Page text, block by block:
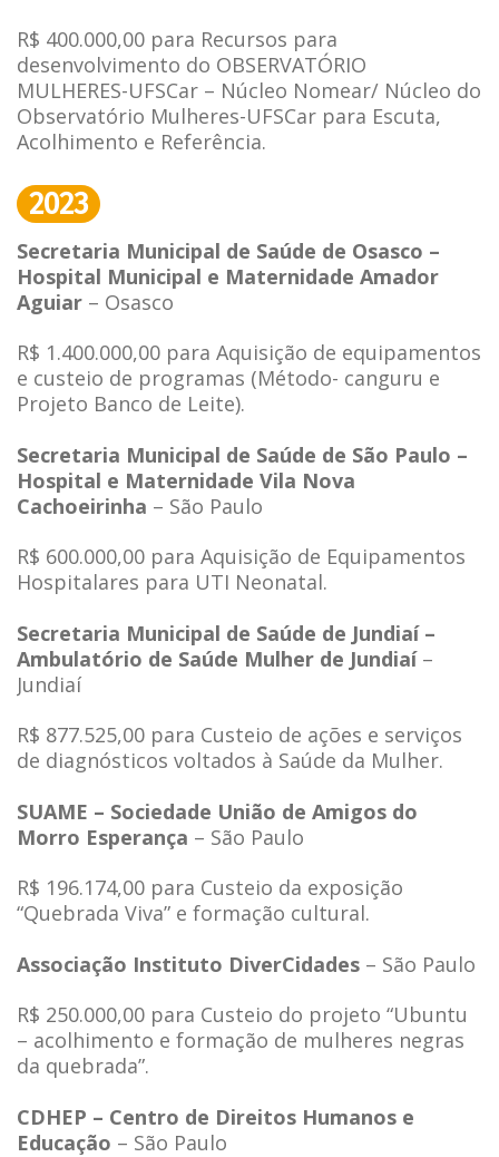
R$ 400.000,00 para Recursos para
desenvolvimento do OBSERVATÓRIO
MULHERES-UFSCar – Núcleo Nomear/ Núcleo do
Observatório Mulheres-UFSCar para Escuta,
Acolhimento e Referência.
2023
Secretaria Municipal de Saúde de Osasco –
Hospital Municipal e Maternidade Amador
Aguiar – Osasco
R$ 1.400.000,00 para Aquisição de equipamentos
e custeio de programas (Método- canguru e
Projeto Banco de Leite).
Secretaria Municipal de Saúde de São Paulo –
Hospital e Maternidade Vila Nova
Cachoeirinha – São Paulo
R$ 600.000,00 para Aquisição de Equipamentos
Hospitalares para UTI Neonatal.
Secretaria Municipal de Saúde de Jundiaí –
Ambulatório de Saúde Mulher de Jundiaí–
Jundiaí
R$ 877.525,00 para Custeio de ações e serviços
de diagnósticos voltados à Saúde da Mulher.
SUAME – Sociedade União de Amigos do
Morro Esperança – São Paulo
R$ 196.174,00 para Custeio da exposição
“Quebrada Viva” e formação cultural.
Associação Instituto DiverCidades – São Paulo
R$ 250.000,00 para Custeio do projeto “Ubuntu
– acolhimento e formação de mulheres negras
da quebrada”.
CDHEP – Centro de Direitos Humanos e
Educação – São Paulo